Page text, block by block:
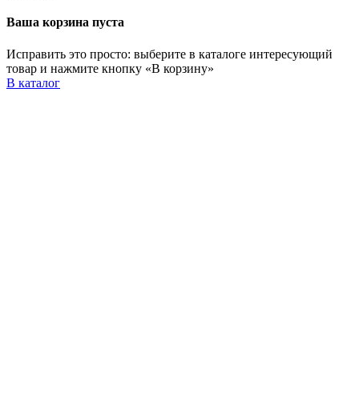
Ваша корзина пуста
Исправить это просто: выберите в каталоге интересующий
товар и нажмите кнопку «В корзину»
В каталог